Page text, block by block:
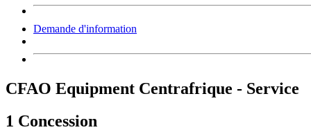
Demande d'information
CFAO Equipment Centrafrique - Service
1 Concession